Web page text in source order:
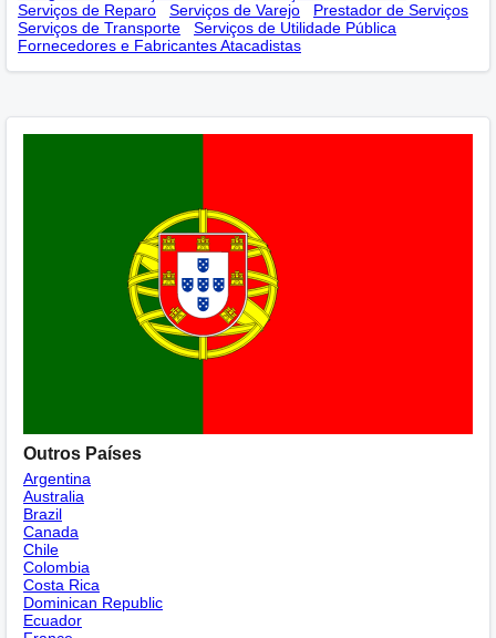
Serviços de Reparo
Serviços de Varejo
Prestador de Serviços
Serviços de Transporte
Serviços de Utilidade Pública
Fornecedores e Fabricantes Atacadistas
Outros Países
Argentina
Australia
Brazil
Canada
Chile
Colombia
Costa Rica
Dominican Republic
Ecuador